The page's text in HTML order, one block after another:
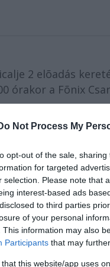
Not Process My
opt-out of the sale,
for targeted
selection. Please note that
interest-based ads
to third parties
of your personal
This information may also
Participants that may
that this website/app uses
2 elõadás
órakor a Fõnix
Árpád Zsolt
Zoltán, Földes
Zenekara,
egy
ezt a